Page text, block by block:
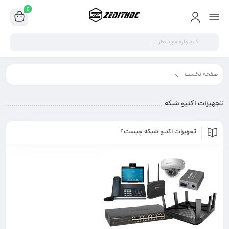
اکتیو شبکه چیست؟